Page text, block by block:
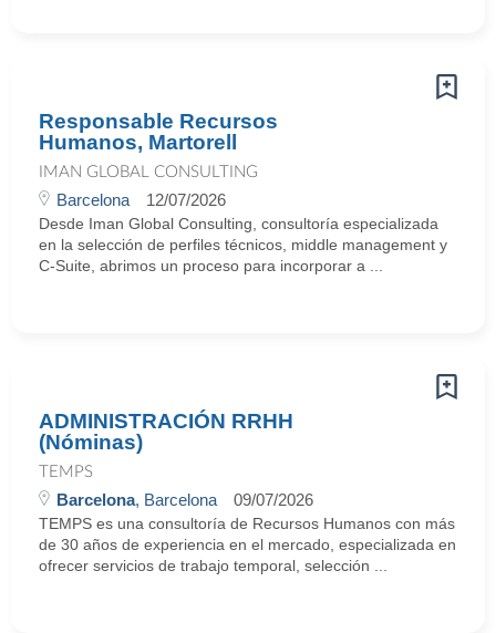
Responsable Recursos
Humanos, Martorell
IMAN GLOBAL CONSULTING
Barcelona 12/07/2026
Desde Iman Global Consulting, consultoría especializada
en la selección de perfiles técnicos, middle management y
C-Suite, abrimos un proceso para incorporar a ...
ADMINISTRACIÓN RRHH
(Nóminas)
TEMPS
Barcelona, Barcelona 09/07/2026
TEMPS es una consultoría de Recursos Humanos con más
de 30 años de experiencia en el mercado, especializada en
ofrecer servicios de trabajo temporal, selección ...